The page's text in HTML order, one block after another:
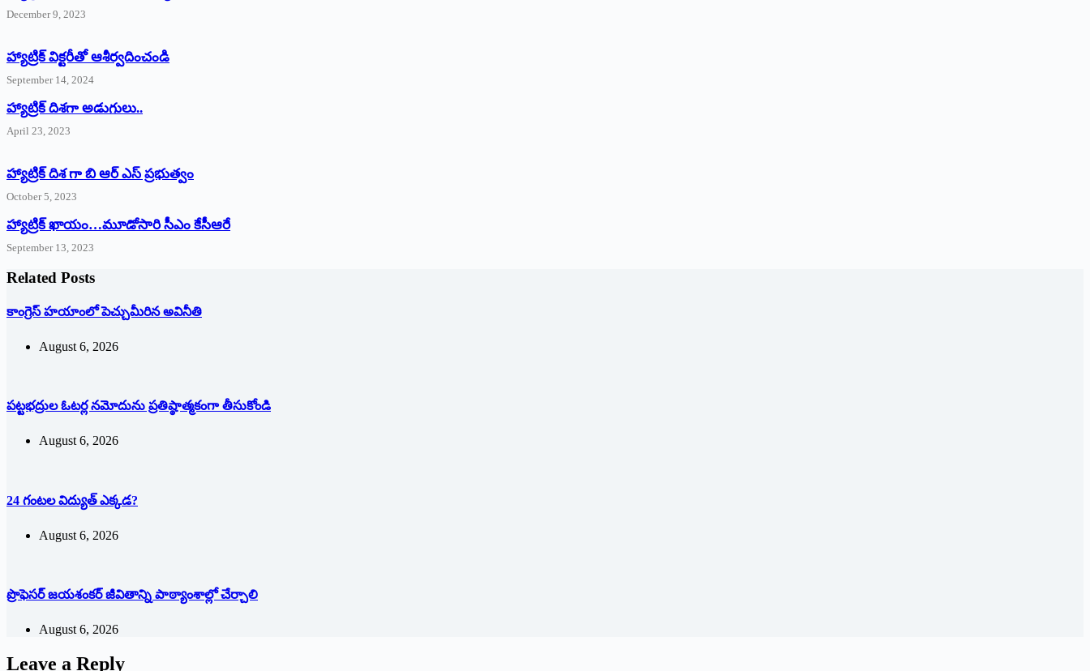
December 9, 2023
హ్యాట్రిక్‌ ‌విక్టరీతో ఆశీర్వదించండి
September 14, 2024
‌హ్యాట్రిక్‌ ‌దిశగా అడుగులు..
April 23, 2023
హ్యాట్రిక్ దిశ గా బి ఆర్ ఎస్ ప్రభుత్వం
October 5, 2023
హ్యాట్రిక్‌ ‌ఖాయం…మూడోసారి సీఎం కేసీఆరే
September 13, 2023
Related Posts
కాంగ్రెస్ హయాంలో పెచ్చుమీరిన అవినీతి
August 6, 2026
పట్టభద్రుల ఓటర్ల నమోదును ప్రతిష్ఠాత్మకంగా తీసుకోండి
August 6, 2026
24 గంటల విద్యుత్ ఎక్కడ?
August 6, 2026
ప్రొఫెసర్ జయశంకర్ జీవితాన్ని పాఠ్యాంశాల్లో చేర్చాలి
August 6, 2026
Leave a Reply